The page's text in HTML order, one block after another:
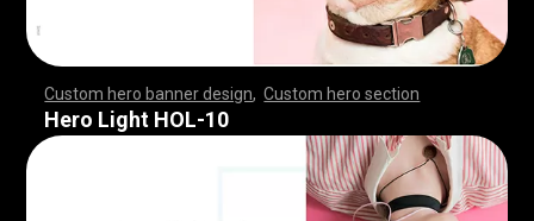
Custom hero banner design ,Custom hero section
,,,,,,,,,,,,,,,,,,,,,,,,,,,,,, ,,,,,,,,,,,,,,,,,,,,,,,
,,,,,,,,,,,,,,,,,,,,,,,,,,,,,, ,,,,,,,,,,,,,,,,,,,,,,,
Hero Light HOL-10